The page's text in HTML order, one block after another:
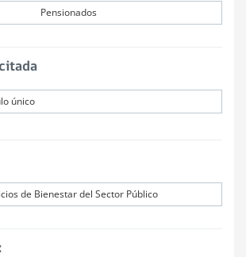
Pensionados
único
de Bienestar del Sector Público